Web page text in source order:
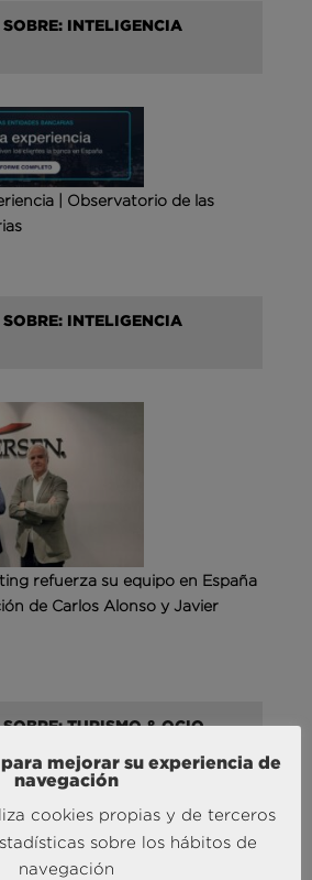
INTELIGENCIA
| Observatorio de las
INTELIGENCIA
refuerza su equipo en España
de Carlos Alonso y Javier
TURISMO & OCIO
mejorar su experiencia de
navegación
cookies propias y de terceros
sobre los hábitos de
navegación